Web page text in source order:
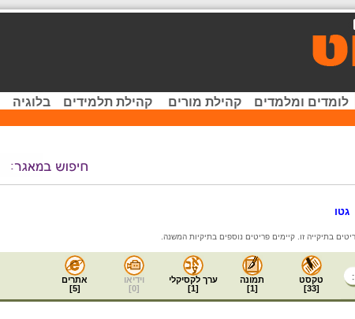
לומדים ומלמדים קהילת מורים קהילת תלמידים בלוגיה
גטו
טקסט
[
33
]
תמונה
[
1
]
ערך לקסיקלי
[
1
]
וידיאו
[
0
]
אתרים
[
5
]